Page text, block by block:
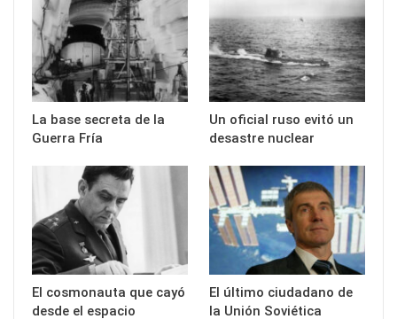
La base secreta de la
Guerra Fría
Un oficial ruso evitó un
desastre nuclear
El cosmonauta que cayó
desde el espacio
El último ciudadano de
la Unión Soviética